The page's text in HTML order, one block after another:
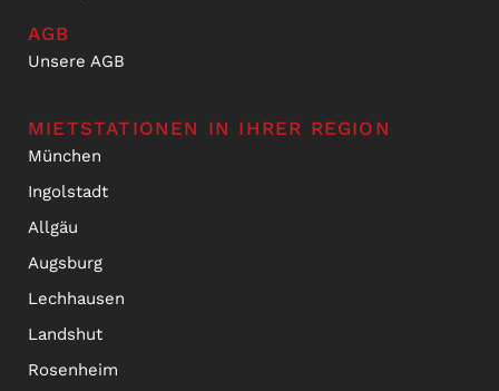
AGB
Unsere AGB
MIETSTATIONEN IN IHRER REGION
München
Ingolstadt
Allgäu
Augsburg
Lechhausen
Landshut
Rosenheim